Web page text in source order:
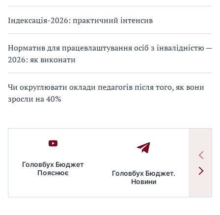
Індексація-2026: практичний інтенсив
Норматив для працевлаштування осіб з інвалідністю —
2026: як виконати
Чи округлювати оклади педагогів після того, як вони
зросли на 40%
Головбух Бюджет
Пояснює
Головбух Бюджет.
Новини